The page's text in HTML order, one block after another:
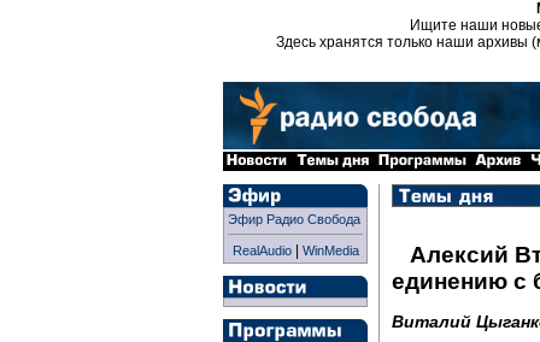
Ищите наши
Здесь хранятся только наши архивы
Эфир Радио Свобода
RealAudio| WinMedia
Алексий
единению с
Виталий